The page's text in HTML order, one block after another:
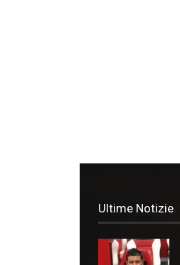
Ultime Notizie